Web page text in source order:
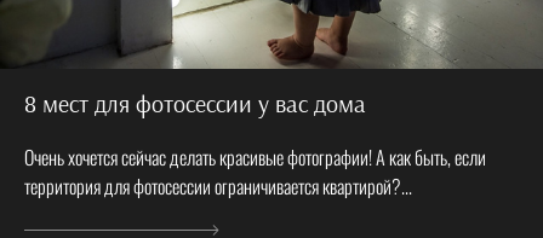
8 мест для фотосессии у вас дома
Очень хочется сейчас делать красивые фотографии! А как быть, если
территория для фотосессии ограничивается квартирой?...